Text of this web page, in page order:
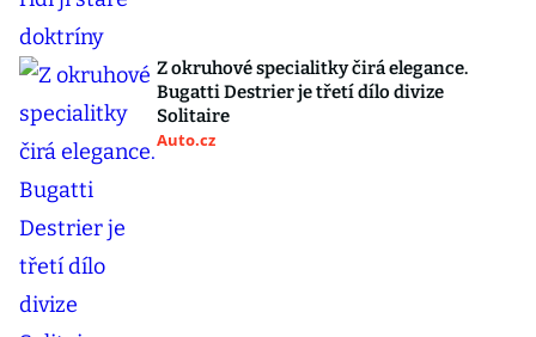
Z okruhové specialitky čirá elegance.
Bugatti Destrier je třetí dílo divize
Solitaire
Auto.cz